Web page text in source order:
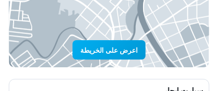
اعرض على الخريطة